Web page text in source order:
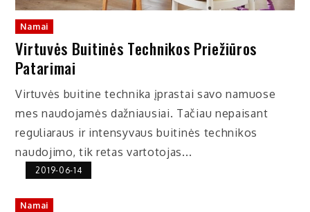
Namai
Virtuvės Buitinės Technikos Priežiūros
Patarimai
Virtuvės buitine technika įprastai savo namuose
mes naudojamės dažniausiai. Tačiau nepaisant
reguliaraus ir intensyvaus buitinės technikos
naudojimo, tik retas vartotojas...
2019-06-14
Namai